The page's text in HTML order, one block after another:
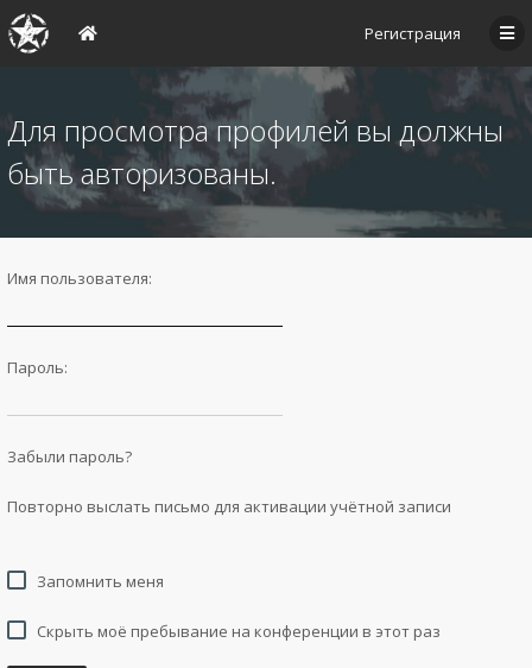
Регистрация
Для просмотра профилей вы должны
быть авторизованы.
Имя пользователя:
Пароль:
Забыли пароль?
Повторно выслать письмо для активации учётной записи
Запомнить меня
Скрыть моё пребывание на конференции в этот раз